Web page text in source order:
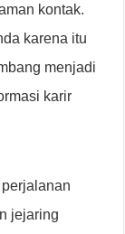
kontak.
karena itu
menjadi
karir
jejaring